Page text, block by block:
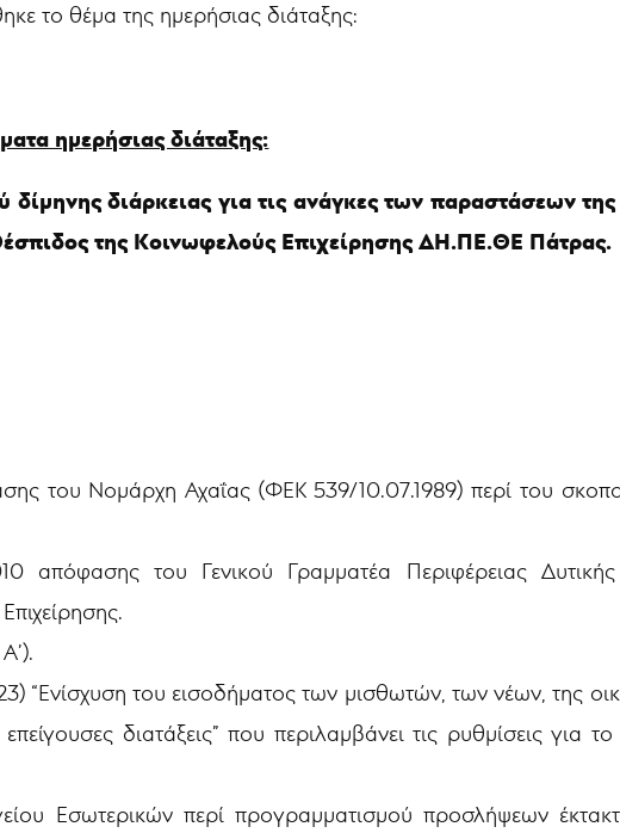
το θέμα της ημερήσιας διάταξης:
ημερήσιας διάταξης:
διάρκειας για τις ανάγκες των παραστάσεων
της Κοινωφελούς Επιχείρησης ΔΗ.ΠΕ.ΘΕ Πάτρας.
του Νομάρχη Αχαΐας (ΦΕΚ 539/10.07.1989) περί του
απόφασης του Γενικού Γραμματέα Περιφέρειας
“Ενίσχυση του εισοδήματος των μισθωτών, των νέων, της
διατάξεις” που περιλαμβάνει τις ρυθμίσεις για
Εσωτερικών περί προγραμματισμού προσλήψεων